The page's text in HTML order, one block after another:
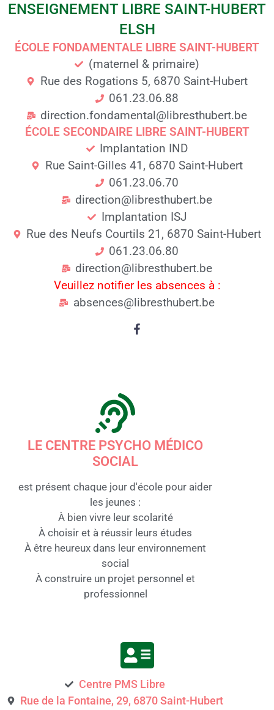
ENSEIGNEMENT LIBRE SAINT-HUBERT
ELSH
ÉCOLE FONDAMENTALE LIBRE SAINT-HUBERT
(maternel & primaire)
Rue des Rogations 5, 6870 Saint-Hubert
061.23.06.88
direction.fondamental@libresthubert.be
ÉCOLE SECONDAIRE LIBRE SAINT-HUBERT
Implantation IND
Rue Saint-Gilles 41, 6870 Saint-Hubert
061.23.06.70
direction@libresthubert.be
Implantation ISJ
Rue des Neufs Courtils 21, 6870 Saint-Hubert
061.23.06.80
direction@libresthubert.be
Veuillez notifier les absences à :
absences@libresthubert.be
LE CENTRE PSYCHO MÉDICO
SOCIAL
est présent chaque jour d'école pour aider
les jeunes :
À bien vivre leur scolarité
À choisir et à réussir leurs études
À être heureux dans leur environnement
social
À construire un projet personnel et
professionnel
Centre PMS Libre
Rue de la Fontaine, 29, 6870 Saint-Hubert